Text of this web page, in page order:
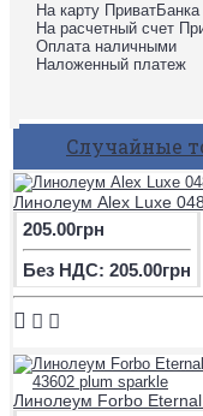
На карту ПриватБанка
На расчетный счет
Оплата наличными
Наложенный платеж
Случайные
Линолеум Alex Luxe
205.00грн
Без НДС: 205.00грн
Линолеум Forbo